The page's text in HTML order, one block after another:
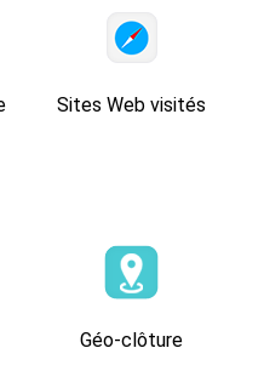
Sites Web visités
Géo-clôture